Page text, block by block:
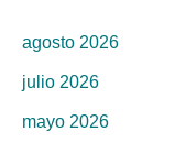
agosto 2026
julio 2026
mayo 2026